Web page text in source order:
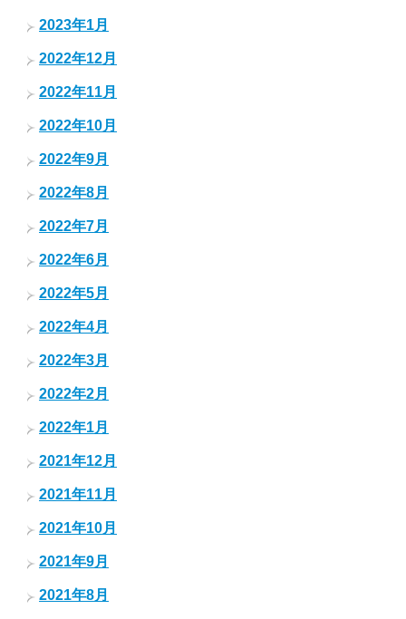
2023年1月
2022年12月
2022年11月
2022年10月
2022年9月
2022年8月
2022年7月
2022年6月
2022年5月
2022年4月
2022年3月
2022年2月
2022年1月
2021年12月
2021年11月
2021年10月
2021年9月
2021年8月